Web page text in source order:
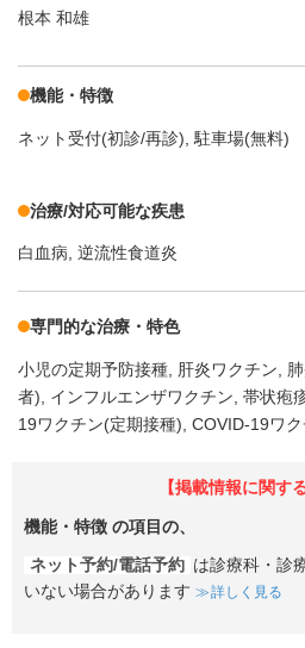
根本 和雄
機能・特徴
ネット受付(初診/再診) 駐車場(無料)
治療/対応可能な疾患
白血病 逆流性食道炎
専門的な治療・特色
小児の定期予防接種 肝炎ワクチン
者)
インフルエンザワクチン 帯状疱
19ワクチン(定期接種) COVID-19ワ
【掲載情報に関す
機能・特徴 の項目の、
ネット予約/電話予約 は診療科・診
いない場合があります
詳しく見る